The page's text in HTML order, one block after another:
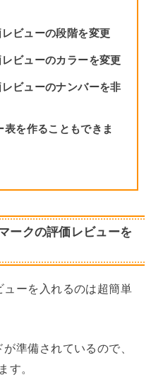
ビューの段階を変更
ビューのカラーを変更
ビューのナンバーを非
を作ることもできま
ークの評価レビューを
ーを入れるのは超簡単
準備されているので、
す。